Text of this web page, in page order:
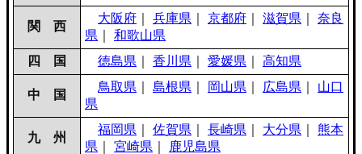
関 西
大阪府 兵庫県 京都府 滋賀県
奈良
県
和歌山県
四 国
徳島県 香川県 愛媛県 高知県
中 国
鳥取県 島根県 岡山県 広島県
山口
県
九 州
福岡県 佐賀県 長崎県 大分県
熊本
県
宮崎県
鹿児島県